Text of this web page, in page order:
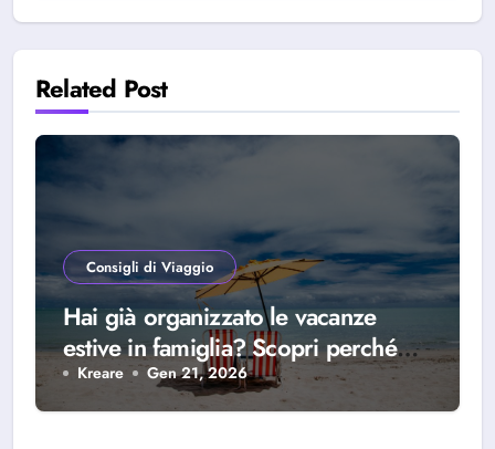
Related Post
Consigli di Viaggio
Hai già organizzato le vacanze
estive in famiglia? Scopri perché
scegliere Alba Adriatica
Kreare Gen 21, 2026